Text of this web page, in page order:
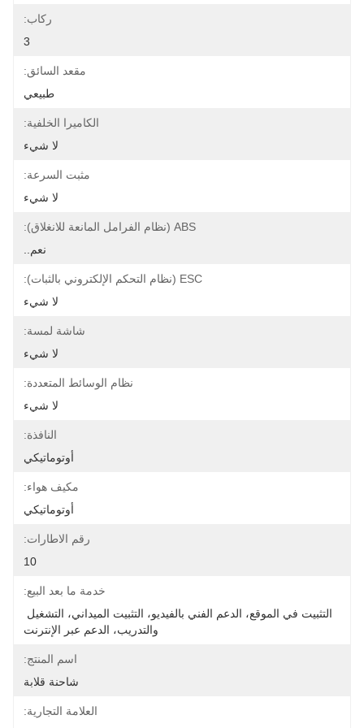
ركاب:
3
مقعد السائق:
طبيعي
الكاميرا الخلفية:
لا شيء
مثبت السرعة:
لا شيء
ABS (نظام الفرامل المانعة للانغلاق):
نعم..
ESC (نظام التحكم الإلكتروني بالثبات):
لا شيء
شاشة لمسة:
لا شيء
نظام الوسائط المتعددة:
لا شيء
النافذة:
أوتوماتيكي
مكيف هواء:
أوتوماتيكي
رقم الاطارات:
10
خدمة ما بعد البيع:
والتدريب، الدعم عبر الإنترنت
اسم المنتج:
شاحنة قلابة
العلامة التجارية: